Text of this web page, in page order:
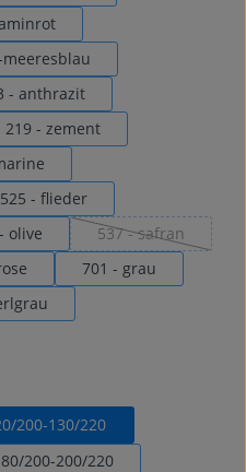
meeresblau
- anthrazit
219 - zement
525 - flieder
olive 537 - safran
(Diese Option
701 - grau
200-130/220
200-200/220